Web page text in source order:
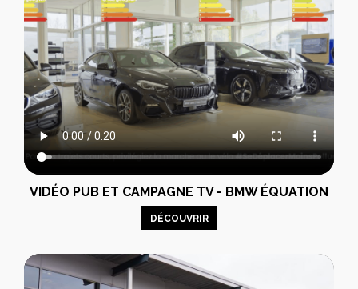
VIDÉO PUB ET CAMPAGNE TV - BMW ÉQUATION
DÉCOUVRIR